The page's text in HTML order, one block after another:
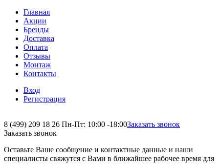
Главная
Акции
Бренды
Доставка
Оплата
Отзывы
Монтаж
Контакты
Вход
Регистрация
8 (499) 209 18 26 Пн-Пт: 10:00 -18:00Заказать звонок
Заказать звонок
Оставьте Ваше сообщение и контактные данные и наши
специалисты свяжутся с Вами в ближайшее рабочее время для